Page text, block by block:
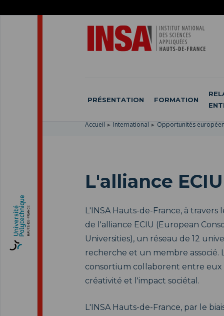
PRÉSENTATION FORMATION
Accueil International Opportunités
L'alliance ECIU
L'INSA Hauts-de-France, à
de l'alliance ECIU (European
Universities), un réseau de 12
recherche et un membre associé.
consortium collaborent entre eux
créativité et l'impact sociétal.
L'INSA Hauts-de-France, par le